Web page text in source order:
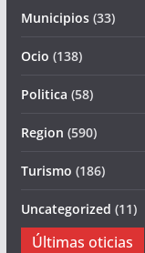
Municipios(33)
Ocio (138)
Politica (58)
Region (590)
Turismo (186)
Uncategorized (11)
Últimas oticias